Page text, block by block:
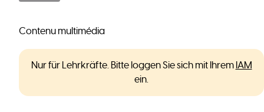
Contenu multimédia
Nur für Lehrkräfte. Bitte loggen Sie sich mit Ihrem IAM
ein.